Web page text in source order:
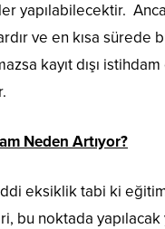
yapılabilecektir.
ve en kısa sürede
kayıt dışı
Neden Artıyor?
eksiklik tabi ki
bu noktada yapılacak